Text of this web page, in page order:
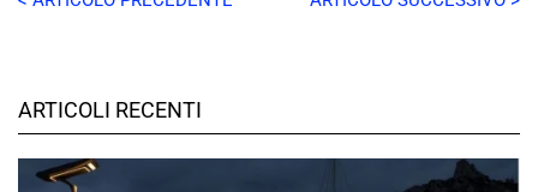
ARTICOLI RECENTI